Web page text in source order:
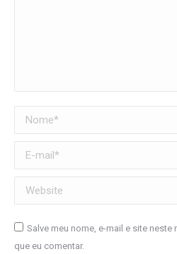
Nome *
E-mail *
Website
Salve meu nome, e-mail e site
que eu comentar.